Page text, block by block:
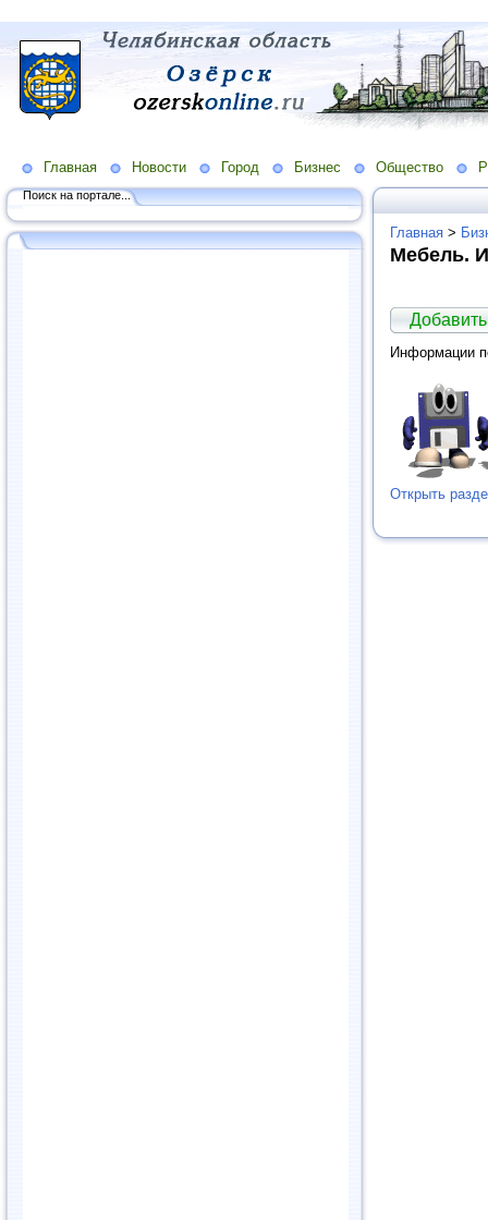
Главная Новости Город Бизнес Общество
Поиск на портале...
Главная >
Мебель.
Информации
Открыть